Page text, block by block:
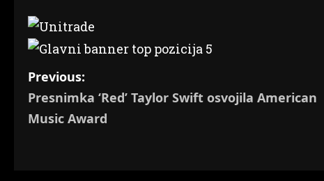
P
o
Previous:
Presnimka ‘Red’ Taylor Swift osvojila American
Music Award